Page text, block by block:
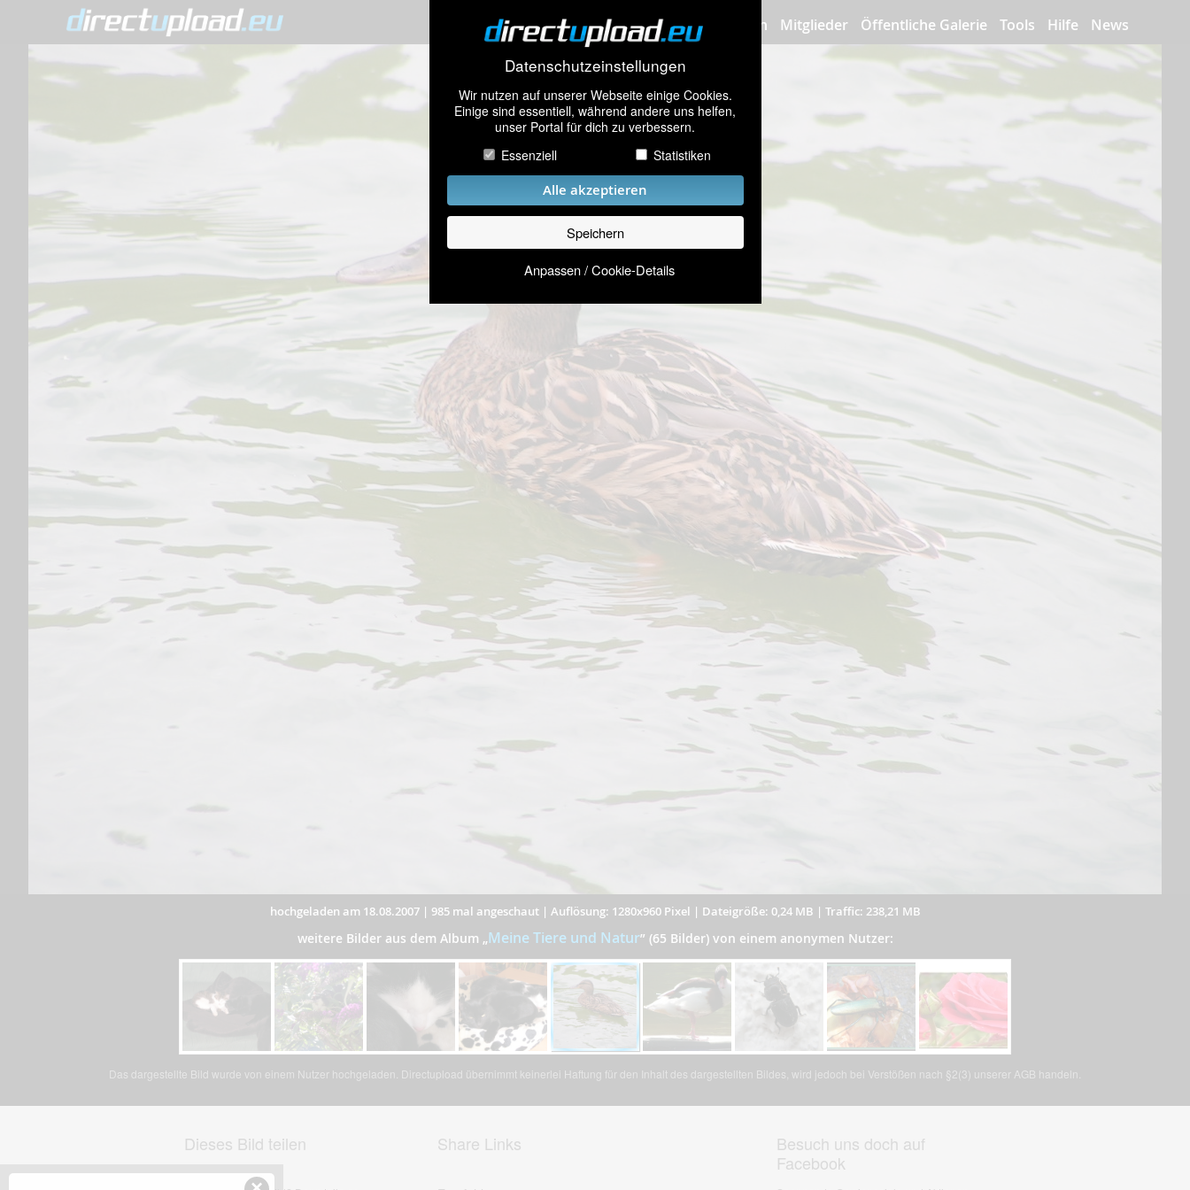
Datenschutzeinstellungen
Wir nutzen auf unserer Webseite einige Cookies.
Einige sind essentiell, während andere uns helfen,
unser Portal für dich zu verbessern.
Essenziell
Statistiken
Alle akzeptieren
Speichern
Anpassen / Cookie-Details
Bilder hochladen Mitglieder Öffentliche Galerie Tools Hilfe News
hochgeladen am 18.08.2007| 985 mal angeschaut| Auflösung: 1280x960 Pixel | Dateigröße: 0,24 MB | Traffic: 238,21 MB
weitere Bilder aus dem Album „Meine Tiere und Natur” (65 Bilder) von einem anonymen Nutzer:
Das dargestellte Bild wurde von einem Nutzer hochgeladen. Directupload übernimmt keinerlei Haftung für den Inhalt des dargestellten Bildes, wird jedoch bei Verstößen nach §2(3) unserer AGB handeln.
Dieses Bild teilen Share Links
Besuch uns doch auf
Facebook